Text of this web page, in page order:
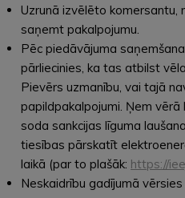
Uzrunā izvēlēto komersantu,
saņemt pakalpojumu.
Pēc piedāvājuma
pārliecinies, ka tas atbilst
Pievērs uzmanību, vai tajā
papildpakalpojumi. Ņem
soda sankcijas līguma
tiesības pārskatīt
laikā (par to plašāk: https://
Neskaidrību gadījumā